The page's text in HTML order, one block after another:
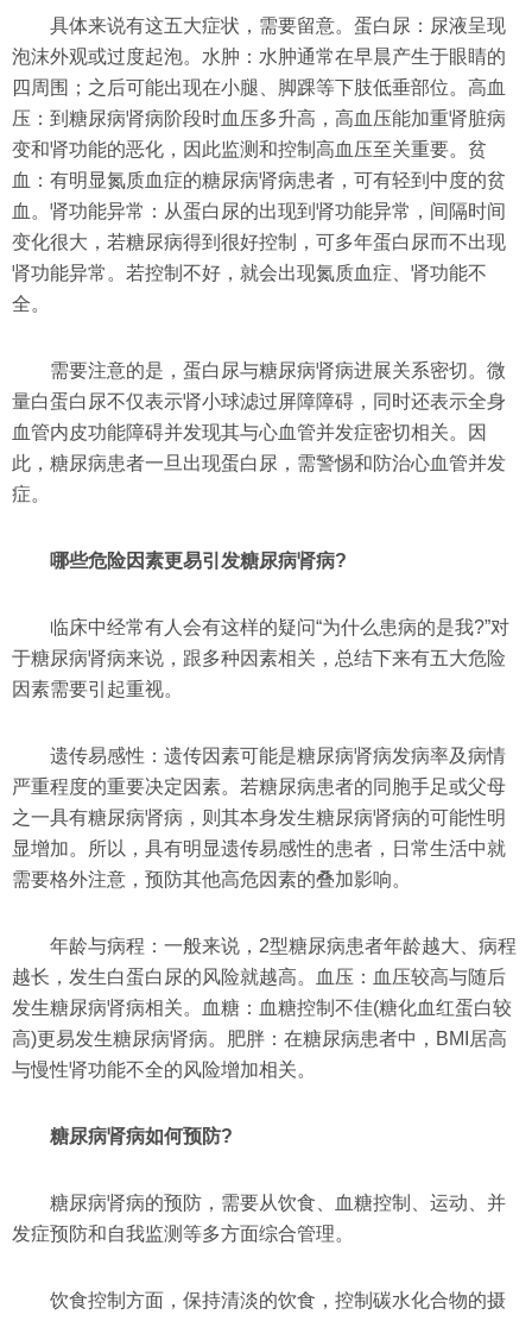
具体来说有这五大症状，需要留意。蛋白尿：尿液呈现
泡沫外观或过度起泡。水肿：水肿通常在早晨产生于眼睛的
四周围；之后可能出现在小腿、脚踝等下肢低垂部位。高血
压：到糖尿病肾病阶段时血压多升高，高血压能加重肾脏病
变和肾功能的恶化，因此监测和控制高血压至关重要。贫
血：有明显氮质血症的糖尿病肾病患者，可有轻到中度的贫
血。肾功能异常：从蛋白尿的出现到肾功能异常，间隔时间
变化很大，若糖尿病得到很好控制，可多年蛋白尿而不出现
肾功能异常。若控制不好，就会出现氮质血症、肾功能不
全。
需要注意的是，蛋白尿与糖尿病肾病进展关系密切。微
量白蛋白尿不仅表示肾小球滤过屏障障碍，同时还表示全身
血管内皮功能障碍并发现其与心血管并发症密切相关。因
此，糖尿病患者一旦出现蛋白尿，需警惕和防治心血管并发
症。
哪些危险因素更易引发糖尿病肾病?
临床中经常有人会有这样的疑问“为什么患病的是我?”对
于糖尿病肾病来说，跟多种因素相关，总结下来有五大危险
因素需要引起重视。
遗传易感性：遗传因素可能是糖尿病肾病发病率及病情
严重程度的重要决定因素。若糖尿病患者的同胞手足或父母
之一具有糖尿病肾病，则其本身发生糖尿病肾病的可能性明
显增加。所以，具有明显遗传易感性的患者，日常生活中就
需要格外注意，预防其他高危因素的叠加影响。
年龄与病程：一般来说，2型糖尿病患者年龄越大、病程
越长，发生白蛋白尿的风险就越高。血压：血压较高与随后
发生糖尿病肾病相关。血糖：血糖控制不佳(糖化血红蛋白较
高)更易发生糖尿病肾病。肥胖：在糖尿病患者中，BMI居高
与慢性肾功能不全的风险增加相关。
糖尿病肾病如何预防?
糖尿病肾病的预防，需要从饮食、血糖控制、运动、并
发症预防和自我监测等多方面综合管理。
饮食控制方面，保持清淡的饮食，控制碳水化合物的摄